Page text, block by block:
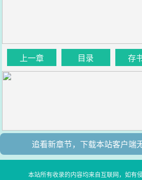
上一章 目录 存
追看新章节，下载本站客户端
本站所有收录的内容均来自互联网，如有